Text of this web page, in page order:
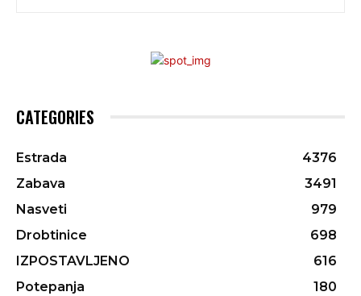
CATEGORIES
Estrada
4376
Zabava
3491
Nasveti
979
Drobtinice
698
IZPOSTAVLJENO
616
Potepanja
180